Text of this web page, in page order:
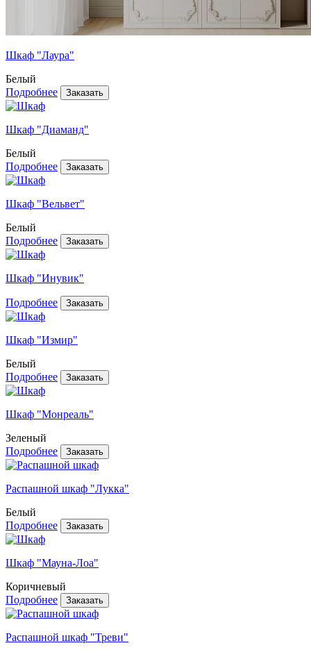
Шкаф "Лаура"
Белый
Подробнее
Шкаф "Диаманд"
Белый
Подробнее
Шкаф "Вельвет"
Белый
Подробнее
Шкаф "Инувик"
Подробнее
Шкаф "Измир"
Белый
Подробнее
Шкаф "Монреаль"
Зеленый
Подробнее
Распашной шкаф "Лукка"
Белый
Подробнее
Шкаф "Мауна-Лоа"
Коричневый
Подробнее
Распашной шкаф "Треви"